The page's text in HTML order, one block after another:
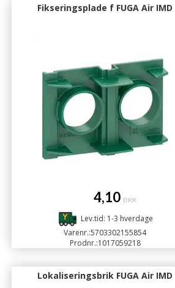
Fikseringsplade f FUGA Air IMD
4,10 DKK
Lev.tid: 1-3 hverdage
Varenr.:5703302155854
Prodnr.:1017059218
Lokaliseringsbrik FUGA Air IMD